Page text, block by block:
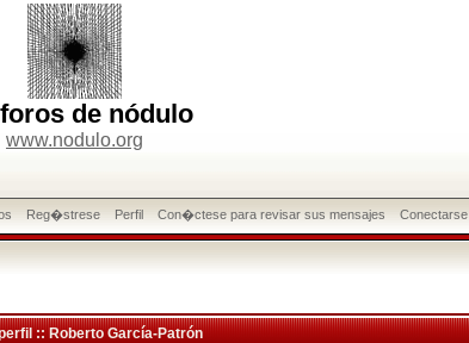
de nódulo
www.nodulo.org
Reg�strese Perfil Con�ctese para revisar sus mensajes Conectarse
:: Roberto García-Patrón